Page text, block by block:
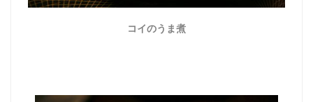
コイのうま煮